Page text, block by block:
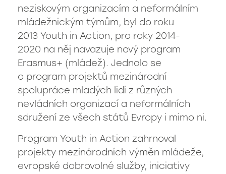
vyhledávání
< naše další školy
Classroom
EduPage
neziskovým organizacím a neformálním
mládežnickým týmům, byl do roku
2013 Youth in Action, pro roky 2014-
2020 na něj navazuje nový program
Erasmus+ (mládež). Jednalo se
o program projektů mezinárodní
spolupráce mladých lidí z různých
nevládních organizací a neformálních
sdružení ze všech států Evropy i mimo ni.
Program Youth in Action zahrnoval
projekty mezinárodních výměn mládeže,
evropské dobrovolné služby, iniciativy